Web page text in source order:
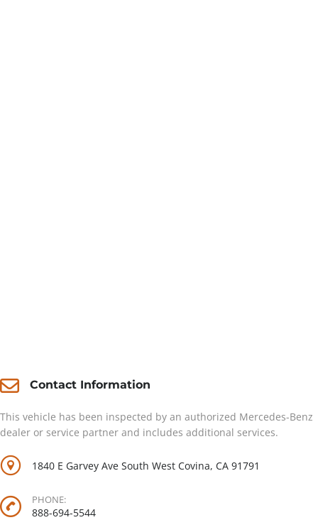
Contact Information
This vehicle has been inspected by an authorized Mercedes-Benz
dealer or service partner and includes additional services.
1840 E Garvey Ave South West Covina, CA 91791
PHONE:
888-694-5544